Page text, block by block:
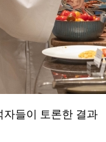
자들이 토론한 결과